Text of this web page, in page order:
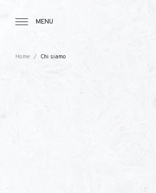
MENU
Home Chi siamo